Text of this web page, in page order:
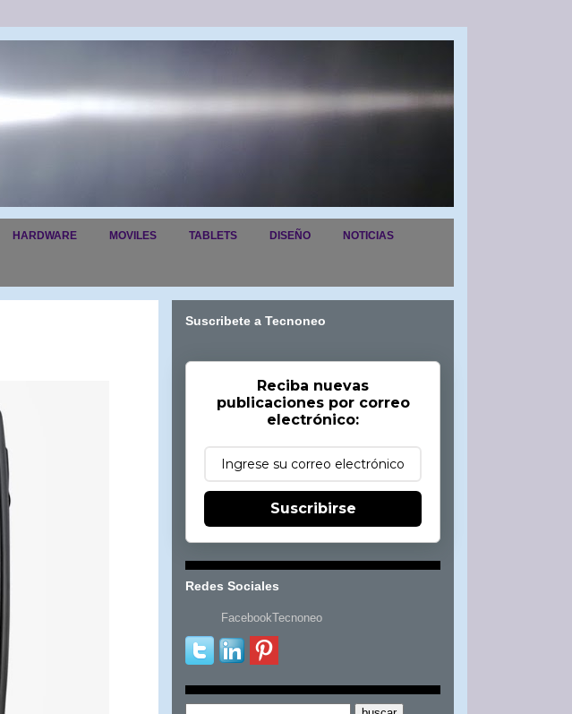
HARDWARE MOVILES TABLETS DISEÑO NOTICIAS
Suscribete a Tecnoneo
Reciba nuevas
publicaciones por correo
electrónico:
Suscribirse
Redes Sociales
FacebookTecnoneo